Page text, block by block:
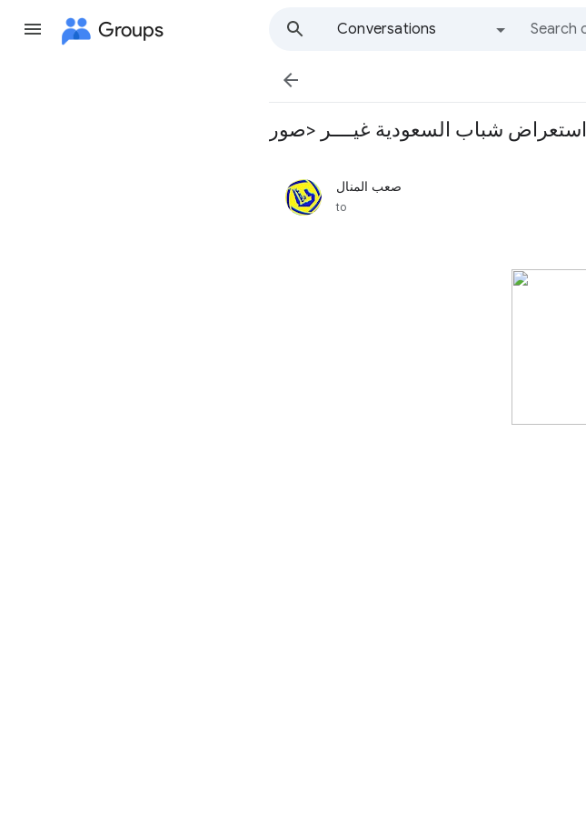
Groups
Conversations

استعراض شباب السعودية غيــــر <صور
صعب المنال
unread,
to